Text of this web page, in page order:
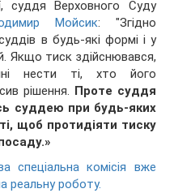
суддя Верховного Суду
Мойсик: "Згідно
в будь-які формі і у
Якщо тиск здійснювався,
нести ті, хто його
рішення. Проте суддя
суддею при будь-яких
щоб протидіяти тиску
спеціальна комісія вже
реальну роботу.